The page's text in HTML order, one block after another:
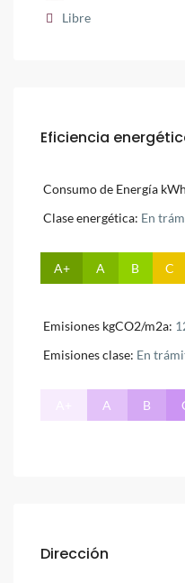
Libre
Eficiencia
Consumo de Energía
Clase energética: En
A+ A B C
Emisiones kgCO2/m2a:
Emisiones clase: En
A B
Dirección